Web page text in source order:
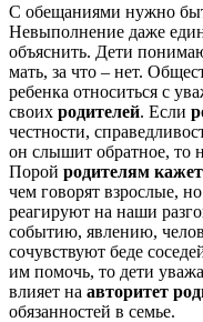
С обещаниями нужно
Невыполнение даже
объяснить. Дети
мать, за что – нет.
ребенка относиться с
своих родителей. Если
честности,
он слышит обратное, то
Порой родителям
чем говорят взрослые,
реагируют на наши
событию, явлению,
сочувствуют беде
им помочь, то дети
влияет на авторитет
обязанностей в семье.